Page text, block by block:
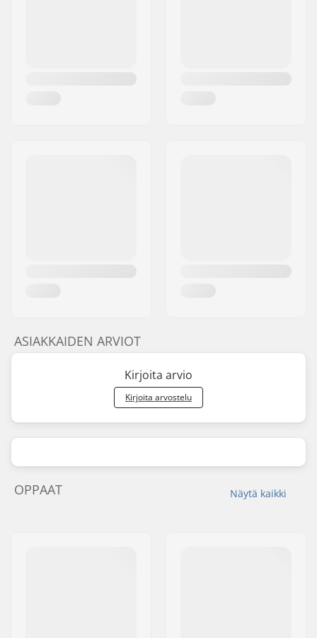
ASIAKKAIDEN ARVIOT
Kirjoita arvio
Kirjoita arvostelu
Näytä kaikki
OPPAAT